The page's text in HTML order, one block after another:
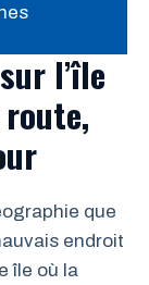
l’île
que
endroit
île où la